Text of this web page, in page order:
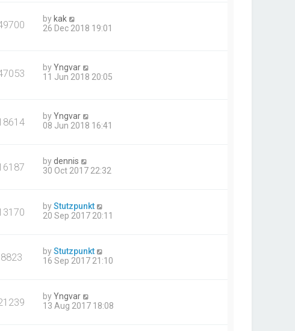
by kak
26 Dec 2018 19:01
byYngvar
11 Jun 2018 20:05
byYngvar
08 Jun 2018 16:41
bydennis
30 Oct 2017 22:32
byStutzpunkt
20 Sep 2017 20:11
8823 byStutzpunkt
16 Sep 2017 21:10
byYngvar
13 Aug 2017 18:08